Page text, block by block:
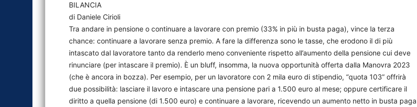
BILANCIA
di Daniele Cirioli
Tra andare in pensione o continuare a lavorare con premio (33% in più in busta paga), vince la terza
chance: continuare a lavorare senza premio. A fare la differenza sono le tasse, che erodono il di più
intascato dal lavoratore tanto da renderlo meno conveniente rispetto all’aumento della pensione cui deve
rinunciare (per intascare il premio). È un bluff, insomma, la nuova opportunità offerta dalla Manovra 2023
(che è ancora in bozza). Per esempio, per un lavoratore con 2 mila euro di stipendio, “quota 103” offrirà
due possibilità: lasciare il lavoro e intascare una pensione pari a 1.500 euro al mese; oppure certificare il
diritto a quella pensione (di 1.500 euro) e continuare a lavorare, ricevendo un aumento netto in busta paga